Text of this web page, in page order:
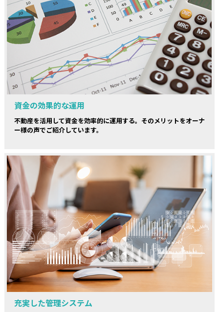
資金の効果的な運用
不動産を活用して資金を効率的に運用する。そのメリットをオーナ
ー様の声でご紹介しています。
充実した管理システム